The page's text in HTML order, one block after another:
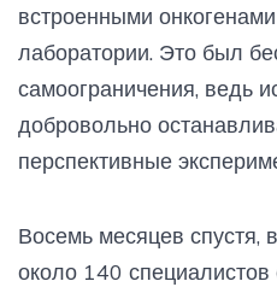
встроенными
лаборатории. Это был
самоограничения, ведь
добровольно
перспективные
Восемь месяцев спустя,
около 140 специалистов